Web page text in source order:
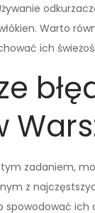
Warto
ich
zadaniem,
z